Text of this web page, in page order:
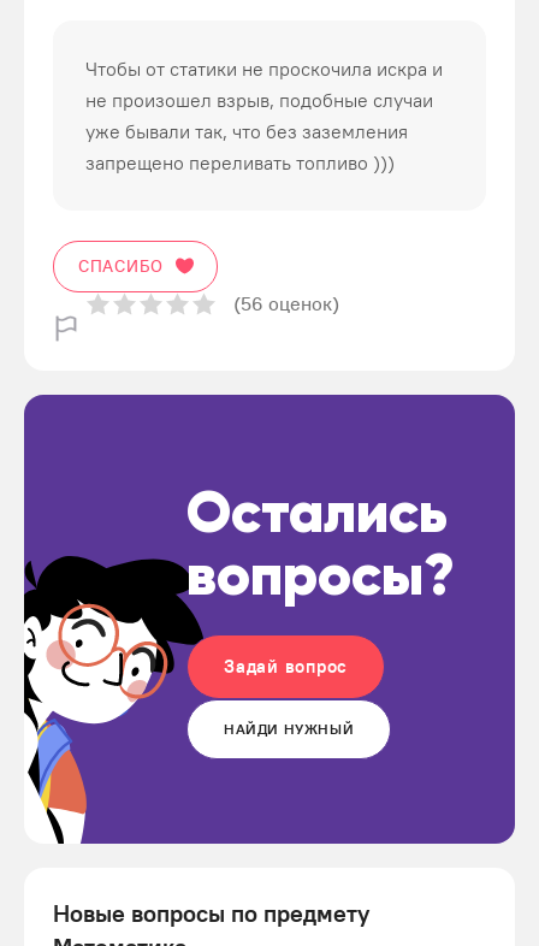
Чтобы от статики не проскочила искра и
не произошел взрыв, подобные случаи
уже бывали так, что без заземления
запрещено переливать топливо )))
СПАСИБО
(56 оценок)
Остались
вопросы?
Задай вопрос
НАЙДИ НУЖНЫЙ
Новые вопросы по предмету